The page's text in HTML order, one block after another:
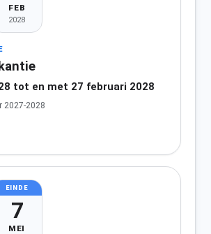
FEB
2028
tot en met 27 februari 2028
2027-2028
EINDE
7
MEI